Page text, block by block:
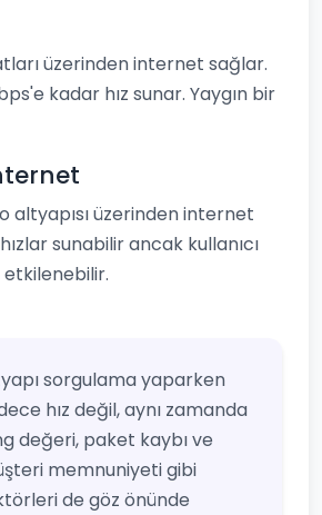
üzerinden internet sağlar.
kadar hız sunar. Yaygın bir
altyapısı üzerinden internet
sunabilir ancak kullanıcı
sorgulama yaparken
hız değil, aynı zamanda
değeri, paket kaybı ve
memnuniyeti gibi
de göz önünde